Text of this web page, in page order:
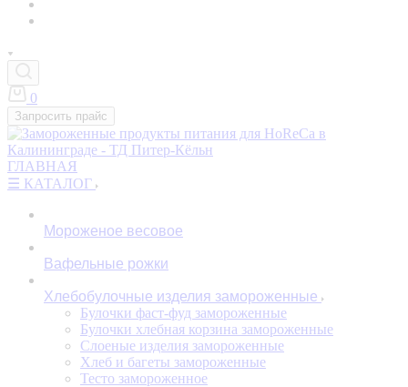
0
Запросить прайс
ГЛАВНАЯ
☰ КАТАЛОГ
Мороженое весовое
Вафельные рожки
Хлебобулочные изделия замороженные
Булочки фаст-фуд замороженные
Булочки хлебная корзина замороженные
Слоеные изделия замороженные
Хлеб и багеты замороженные
Тесто замороженное